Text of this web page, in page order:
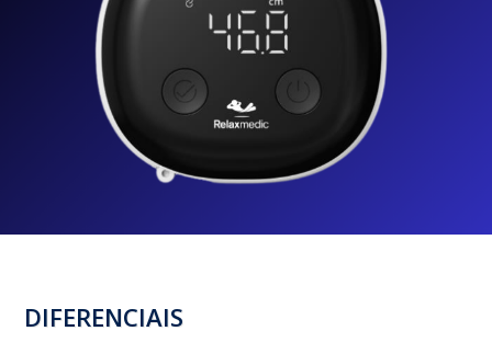
DIFERENCIAIS